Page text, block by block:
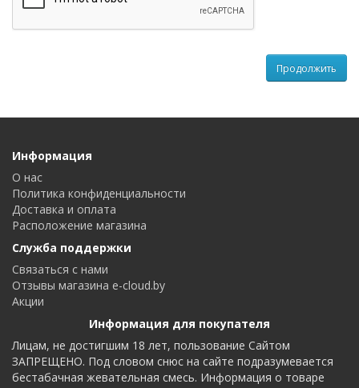
Продолжить
Информация
О нас
Политика конфиденциальности
Доставка и оплата
Расположение магазина
Служба поддержки
Связаться с нами
Отзывы магазина e-cloud.by
Акции
Информация для покупателя
Лицам, не достигшим 18 лет, пользование Сайтом
ЗАПРЕЩЕНО. Под словом снюс на сайте подразумевается
бестабачная жевательная смесь. Информация о товаре